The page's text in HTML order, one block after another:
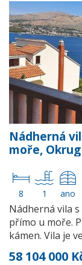
Nádherná
moře,
8 1 ano
Nádherná vila
přímo u moře.
kámen. Vila je
58 104 000